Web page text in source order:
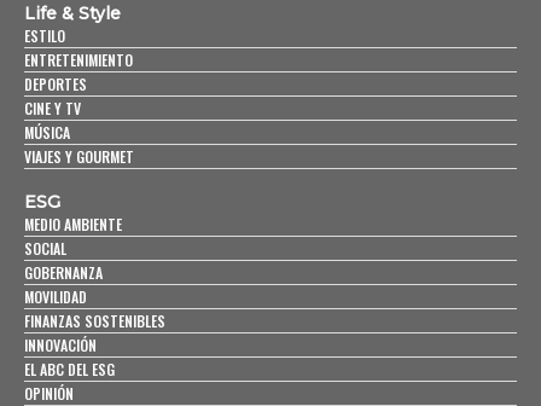
Life & Style
ESTILO
ENTRETENIMIENTO
DEPORTES
CINE Y TV
MÚSICA
VIAJES Y GOURMET
ESG
MEDIO AMBIENTE
SOCIAL
GOBERNANZA
MOVILIDAD
FINANZAS SOSTENIBLES
INNOVACIÓN
EL ABC DEL ESG
OPINIÓN